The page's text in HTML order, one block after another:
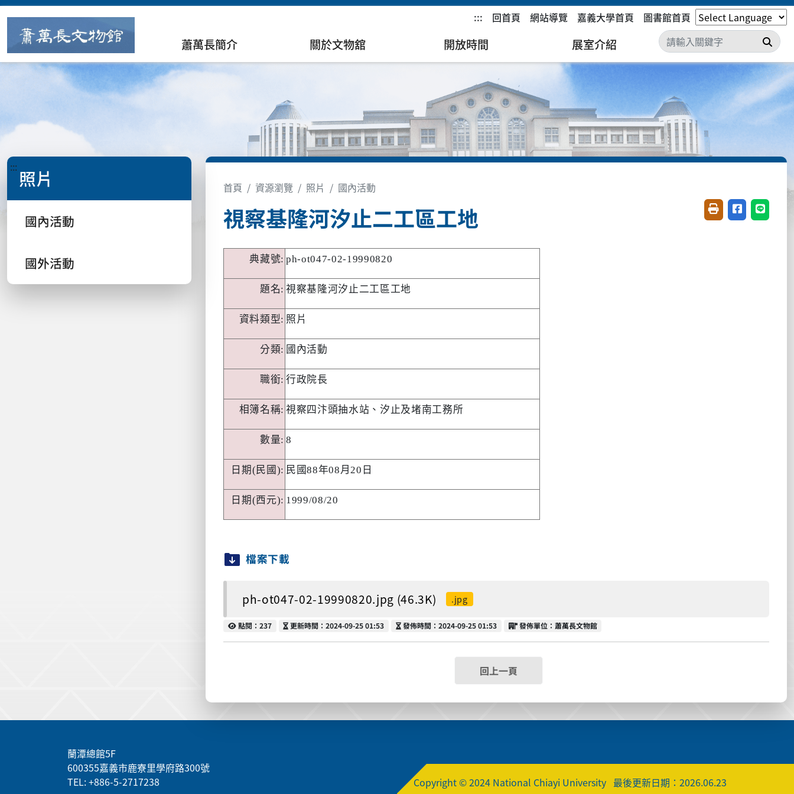
::: 回首頁 網站導覽 嘉義大學首頁 圖書館首頁
蕭萬長簡介 關於文物舘 開放時間 展室介紹 搜尋
::: 照片
國內活動
國外活動
首頁 資源瀏覽 照片 國內活動
視察基隆河汐止二工區工地 友善列印(開新視窗)
分享至臉書(
分享至
典藏號: ph-ot047-02-19990820
題名: 視察基隆河汐止二工區工地
資料類型: 照片
分類: 國內活動
職銜: 行政院長
相簿名稱: 視察四汴頭抽水站、汐止及堵南工務所
數量: 8
日期(民國): 民國88年08月20日
日期(西元): 1999/08/20
檔案下載
ph-ot047-02-19990820.jpg (46.3K) .jpg
點閱
點閱：237 更新時間
更新時間：2024-09-25 01:53 發佈時間
發佈時間：2024-09-25 01:53 發佈單位
發佈單位：蕭萬長文物館
回上一頁
蘭潭總館5F
600355嘉義市鹿寮里學府路300號
TEL: +886-5-2717238
Copyright © 2024 National Chiayi University 最後更新日期：2026.06.23